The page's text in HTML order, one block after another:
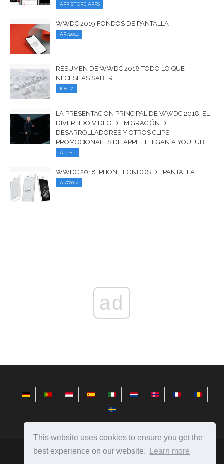
This website uses cookies to ensure you get the
best experience on our website.
Learn more
APP STORE APPS
WWDC 2019 FONDOS DE PANTALLA
AR72014
RESUMEN DE WWDC 2018 TODO LO QUE
NECESITAS SABER
IOS 12
LA PRESENTACIÓN PRINCIPAL DE WWDC 2018, EL
DIVERTIDO VIDEO DE MIGRACIÓN DE
DESARROLLADORES Y OTROS CLIPS
PROMOCIONALES DE APPLE LLEGAN A YOUTUBE
APPEL
WWDC 2018 IPHONE FONDOS DE PANTALLA
AR72014
ad
2026